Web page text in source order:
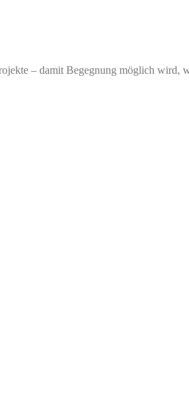
– damit Begegnung möglich wird,